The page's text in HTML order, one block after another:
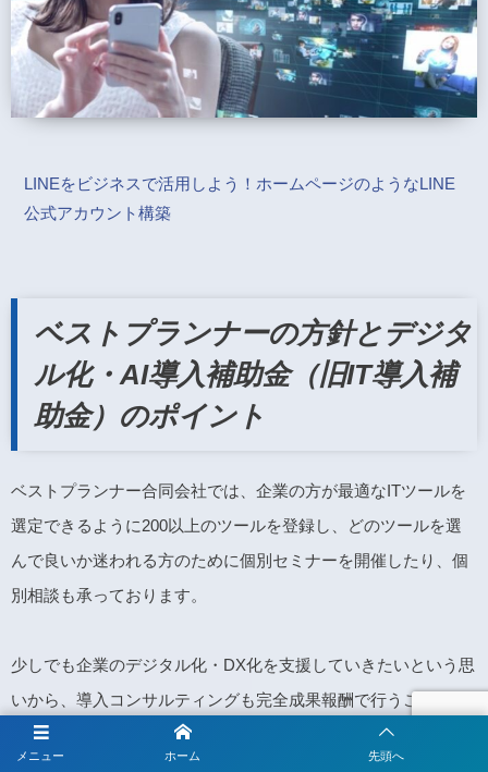
LINEをビジネスで活用しよう！ホームページのようなLINE
公式アカウント構築
ベストプランナーの方針とデジタ
ル化・AI導入補助金（旧IT導入補
助金）のポイント
ベストプランナー合同会社では、企業の方が最適なITツールを
選定できるように200以上のツールを登録し、どのツールを選
んで良いか迷われる方のために個別セミナーを開催したり、個
別相談も承っております。
少しでも企業のデジタル化・DX化を支援していきたいという思
いから、導入コンサルティングも完全成果報酬で行うことで、
申請者のリスクが無いようにしております。
メニュー ホーム 先頭へ